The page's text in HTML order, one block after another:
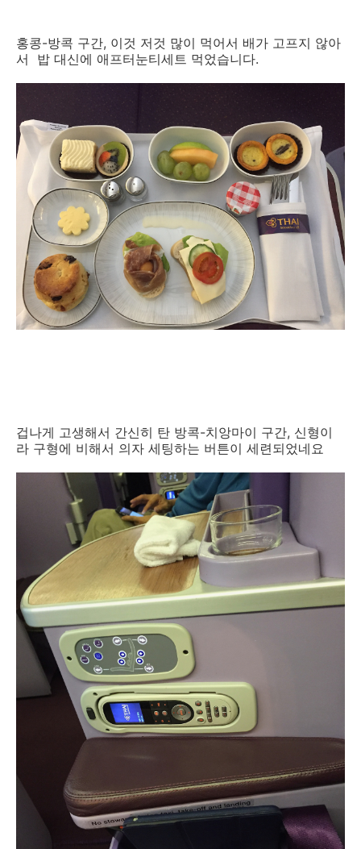
홍콩-방콕 구간, 이것 저것 많이 먹어서 배가 고프지 않아
서 밥 대신에 애프터눈티세트 먹었습니다.
겁나게 고생해서 간신히 탄 방콕-치앙마이 구간, 신형이
라 구형에 비해서 의자 세팅하는 버튼이 세련되었네요